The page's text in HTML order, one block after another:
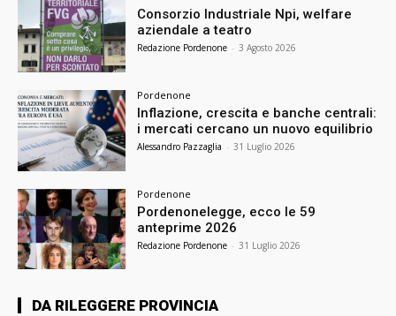
Consorzio Industriale Npi, welfare
aziendale a teatro
Redazione Pordenone - 3 Agosto 2026
Pordenone
Inflazione, crescita e banche centrali:
i mercati cercano un nuovo equilibrio
Alessandro Pazzaglia - 31 Luglio 2026
Pordenone
Pordenonelegge, ecco le 59
anteprime 2026
Redazione Pordenone - 31 Luglio 2026
DA RILEGGERE PROVINCIA